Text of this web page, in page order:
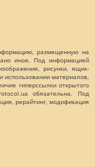
размещенную на
иное. Под информацией
рисунки, ящик-
материалов,
гиперссылки открытого
обязательна. Под
рерайтинг, модификация